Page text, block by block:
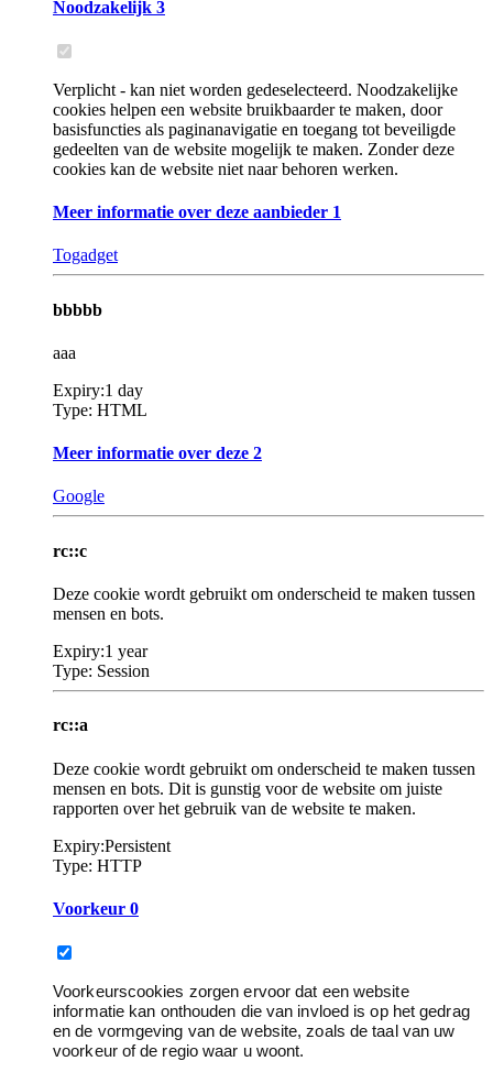
Noodzakelijk 3
Verplicht - kan niet worden gedeselecteerd. Noodzakelijke
cookies helpen een website bruikbaarder te maken, door
basisfuncties als paginanavigatie en toegang tot beveiligde
gedeelten van de website mogelijk te maken. Zonder deze
cookies kan de website niet naar behoren werken.
Meer informatie over deze aanbieder 1
Togadget
bbbbb
aaa
Expiry:1 day
Type: HTML
Meer informatie over deze 2
Google
rc::c
Deze cookie wordt gebruikt om onderscheid te maken tussen
mensen en bots.
Expiry:1 year
Type: Session
rc::a
Deze cookie wordt gebruikt om onderscheid te maken tussen
mensen en bots. Dit is gunstig voor de website om juiste
rapporten over het gebruik van de website te maken.
Expiry:Persistent
Type: HTTP
Voorkeur 0
Voorkeurscookies zorgen ervoor dat een website
informatie kan onthouden die van invloed is op het gedrag
en de vormgeving van de website, zoals de taal van uw
voorkeur of de regio waar u woont.